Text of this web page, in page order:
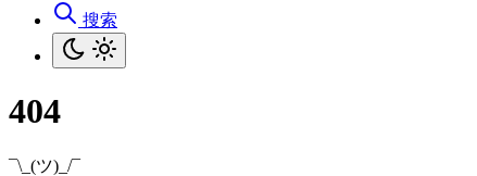
搜索
404
¯\_(ツ)_/¯